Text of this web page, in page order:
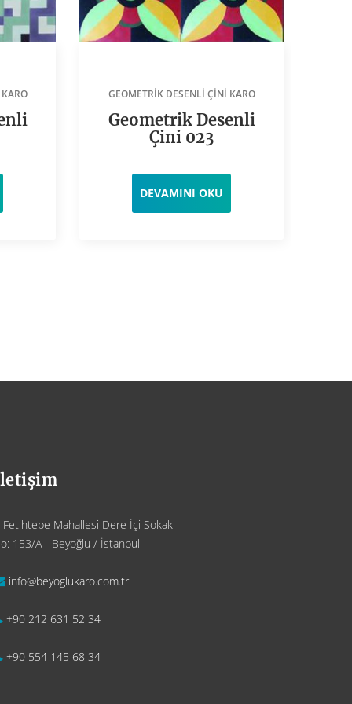
GEOMETRIK DESENLI ÇINI KARO
Geometrik Desenli
Çini 023
DEVAMINI OKU
Fetihtepe Mahallesi Dere İçi Sokak
153/A - Beyoğlu / İstanbul
info@beyoglukaro.com.tr
+90 212 631 52 34
+90 554 145 68 34